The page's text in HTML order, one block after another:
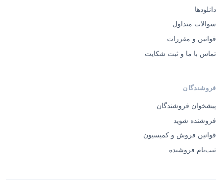
دانلودها
سوالات متداول
قوانین و مقررات
تماس با ما و ثبت شکایت
فروشندگان
پیشخوان فروشندگان
فروشنده شوید
قوانین فروش و کمیسیون
ثبت‌نام فروشنده